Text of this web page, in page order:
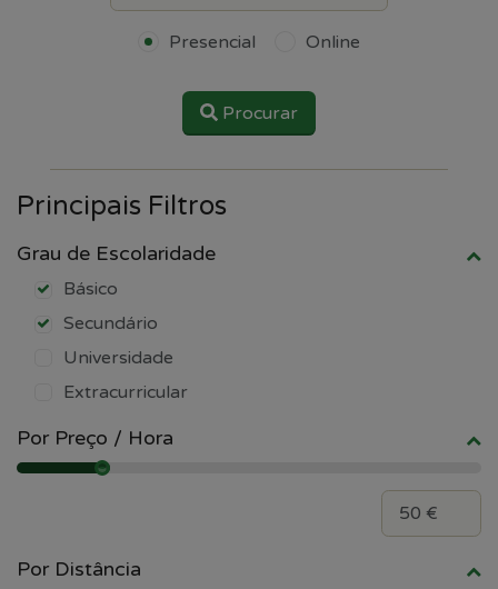
Presencial Online
Procurar
Principais Filtros
Grau de Escolaridade
Básico
Secundário
Universidade
Extracurricular
Por Preço / Hora
Por Distância